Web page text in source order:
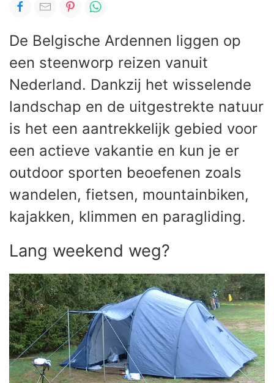
De Belgische Ardennen liggen op
een steenworp reizen vanuit
Nederland. Dankzij het wisselende
landschap en de uitgestrekte natuur
is het een aantrekkelijk gebied voor
een actieve vakantie en kun je er
outdoor sporten beoefenen zoals
wandelen, fietsen, mountainbiken,
kajakken, klimmen en paragliding.
Lang weekend weg?